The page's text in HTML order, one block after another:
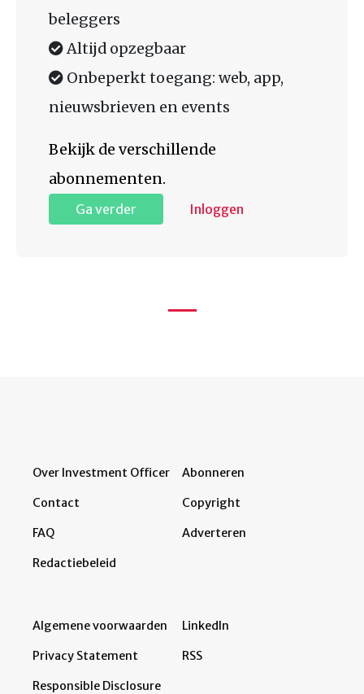
beleggers
Altijd opzegbaar
Onbeperkt toegang: web, app,
nieuwsbrieven en events
Bekijk de verschillende
abonnementen.
Ga verder Inloggen
Over Investment Officer
Contact
FAQ
Redactiebeleid
Abonneren
Copyright
Adverteren
Algemene voorwaarden
Privacy Statement
Responsible Disclosure
LinkedIn
RSS